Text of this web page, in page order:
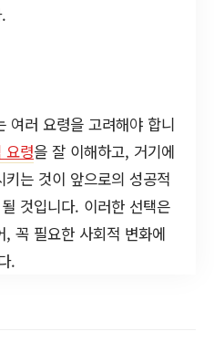
여러 요령을 고려해야 합니
요령을 잘 이해하고, 거기에
는 것이 앞으로의 성공적
것입니다. 이러한 선택은
꼭 필요한 사회적 변화에
.